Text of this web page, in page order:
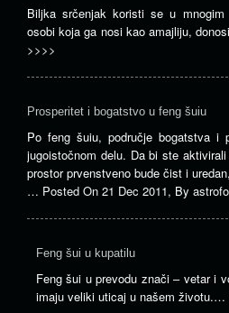
Biljka srčenjak koristi se u
osobi koja ga nosi kao amajliju,
>>>>
Prosperitet i bogatstvo u feng šuiu
Po feng šuiu, područje bogatstva i
jugoistočnom delu. Da bi ste
prostor prvenstveno bude čist i
… Posted On 21 Dec 2011, By
Feng šui u kupatilu
Feng šui u prevodu znači – vetar i
imaju veliki uticaj u našem životu.…